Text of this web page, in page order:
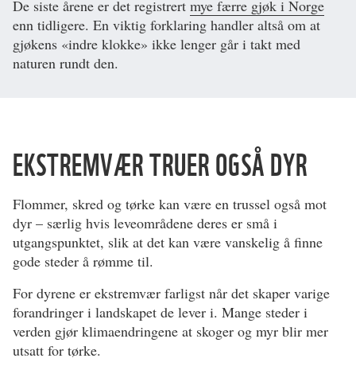
De siste årene er det registrert mye færre gjøk i Norge
enn tidligere. En viktig forklaring handler altså om at
gjøkens «indre klokke» ikke lenger går i takt med
naturen rundt den.
EKSTREMVÆR TRUER OGSÅ DYR
Flommer, skred og tørke kan være en trussel også mot
dyr – særlig hvis leveområdene deres er små i
utgangspunktet, slik at det kan være vanskelig å finne
gode steder å rømme til.
For dyrene er ekstremvær farligst når det skaper varige
forandringer i landskapet de lever i. Mange steder i
verden gjør klimaendringene at skoger og myr blir mer
utsatt for tørke.